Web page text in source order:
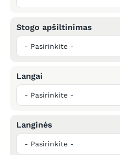
Stogo apšiltinimas
Langai
Langinės